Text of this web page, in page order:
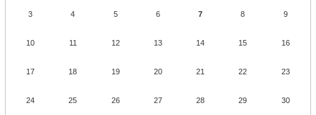
3 4 5 6 7 8 9
10 11 12 13 14 15 16
17 18 19 20 21 22 23
24 25 26 27 28 29 30